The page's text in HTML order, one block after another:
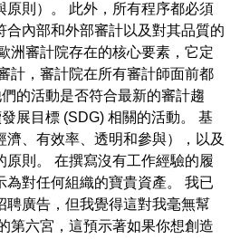
原則）。 此外，所有程序都必須
合內部和外部審計以及對其品質的
洲審計院存在的核心要素，它定
計，審計院在所有審計師面前都
的活動是否符合最新的審計趨
展目標 (SDG) 相關的活動。 基
、有效率、透明和參與），以及
原則。 在撰寫沒有工作經驗的履
為對任何組織的寶貴資產。 我已
聘廣告，但我覺得這對我毫無幫
第六宮，這預示著如果你想創造